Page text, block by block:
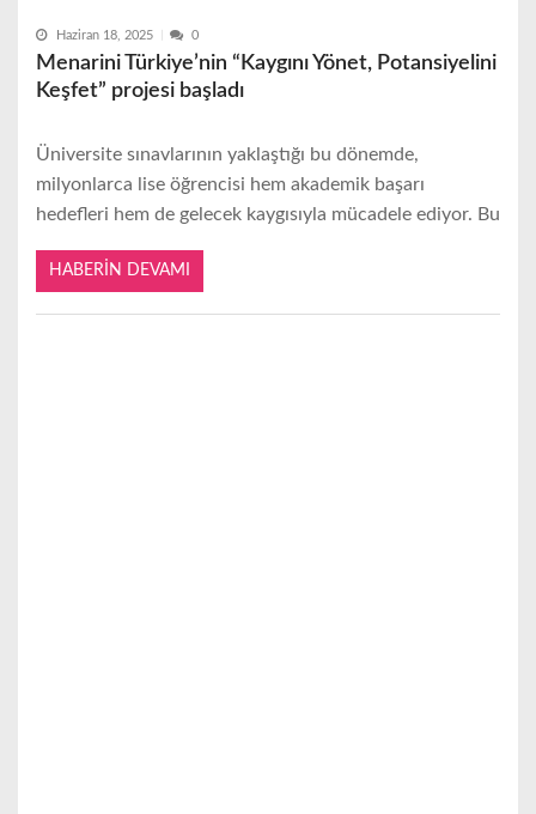
Haziran 18, 2025 0
Menarini Türkiye’nin “Kaygını Yönet, Potansiyelini
Keşfet” projesi başladı
Üniversite sınavlarının yaklaştığı bu dönemde,
milyonlarca lise öğrencisi hem akademik başarı
hedefleri hem de gelecek kaygısıyla mücadele ediyor. Bu
HABERIN DEVAMI